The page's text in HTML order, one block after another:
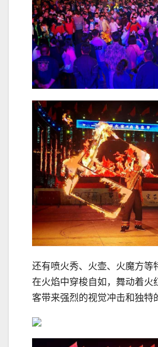
还有喷火秀、火壶、火魔方等
在火焰中穿梭自如，舞动着火
客带来强烈的视觉冲击和独特